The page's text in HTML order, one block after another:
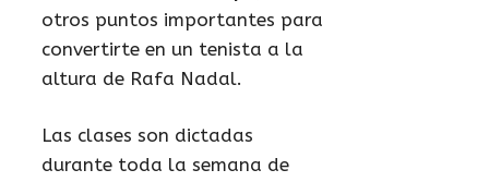
otros puntos importantes para
convertirte en un tenista a la
altura de Rafa Nadal.
Las clases son dictadas
durante toda la semana de